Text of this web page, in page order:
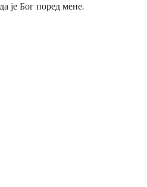
је Бог поред мене.